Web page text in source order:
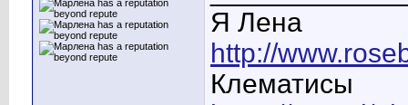
Я Лена
http://
Клематисы